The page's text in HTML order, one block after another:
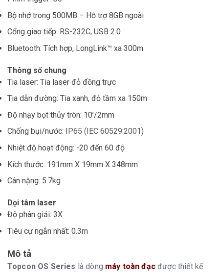
Bộ nhớ trong 500MB – Hỗ trợ 8GB ngoài
Cổng giao tiếp: RS-232C, USB 2.0
Bluetooth: Tích hợp, LongLink™ xa 300m
Thông số chung
Tia laser: Tia laser đỏ đồng trực
Tia dẫn đường: Tia xanh, đỏ tầm xa 150m
Độ nhạy bọt thủy tròn: 10’/2mm
Chống bụi/nước: IP65 (IEC 60529:2001)
Nhiệt độ hoạt động: -20 đến 60 độ
Kích thước: 191mm X 19mm X 348mm
Cân nặng: 5.7kg
Dọi tâm laser
Độ phân giải: 3X
Tiêu cự ngắn nhất: 0.3m
Mô tả
Topcon OS Series là dòng máy toàn đạcđược thiết kế